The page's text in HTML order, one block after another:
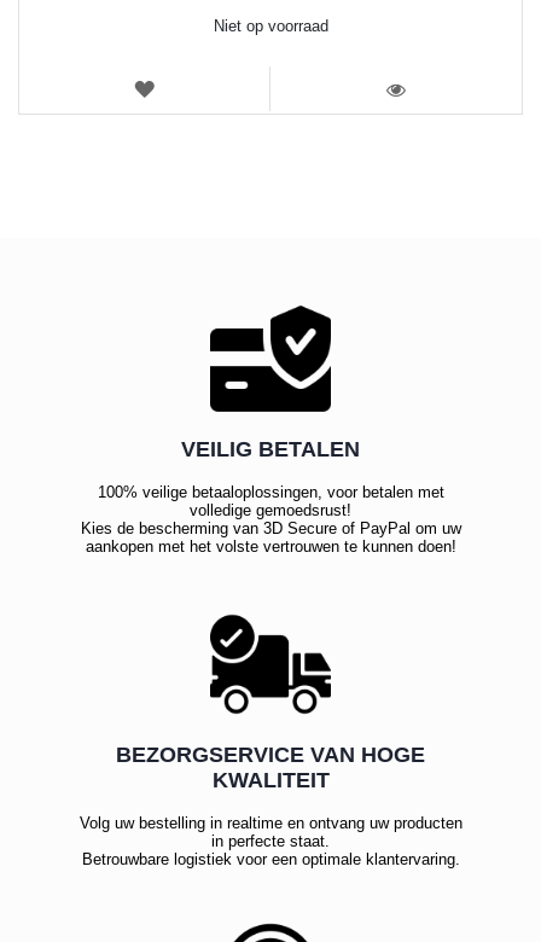
Niet op voorraad
VERLANGLIJST
VEILIG BETALEN
100% veilige betaaloplossingen, voor betalen met
volledige gemoedsrust!
Kies de bescherming van 3D Secure of PayPal om uw
aankopen met het volste vertrouwen te kunnen doen!
BEZORGSERVICE VAN HOGE
KWALITEIT
Volg uw bestelling in realtime en ontvang uw producten
in perfecte staat.
Betrouwbare logistiek voor een optimale klantervaring.